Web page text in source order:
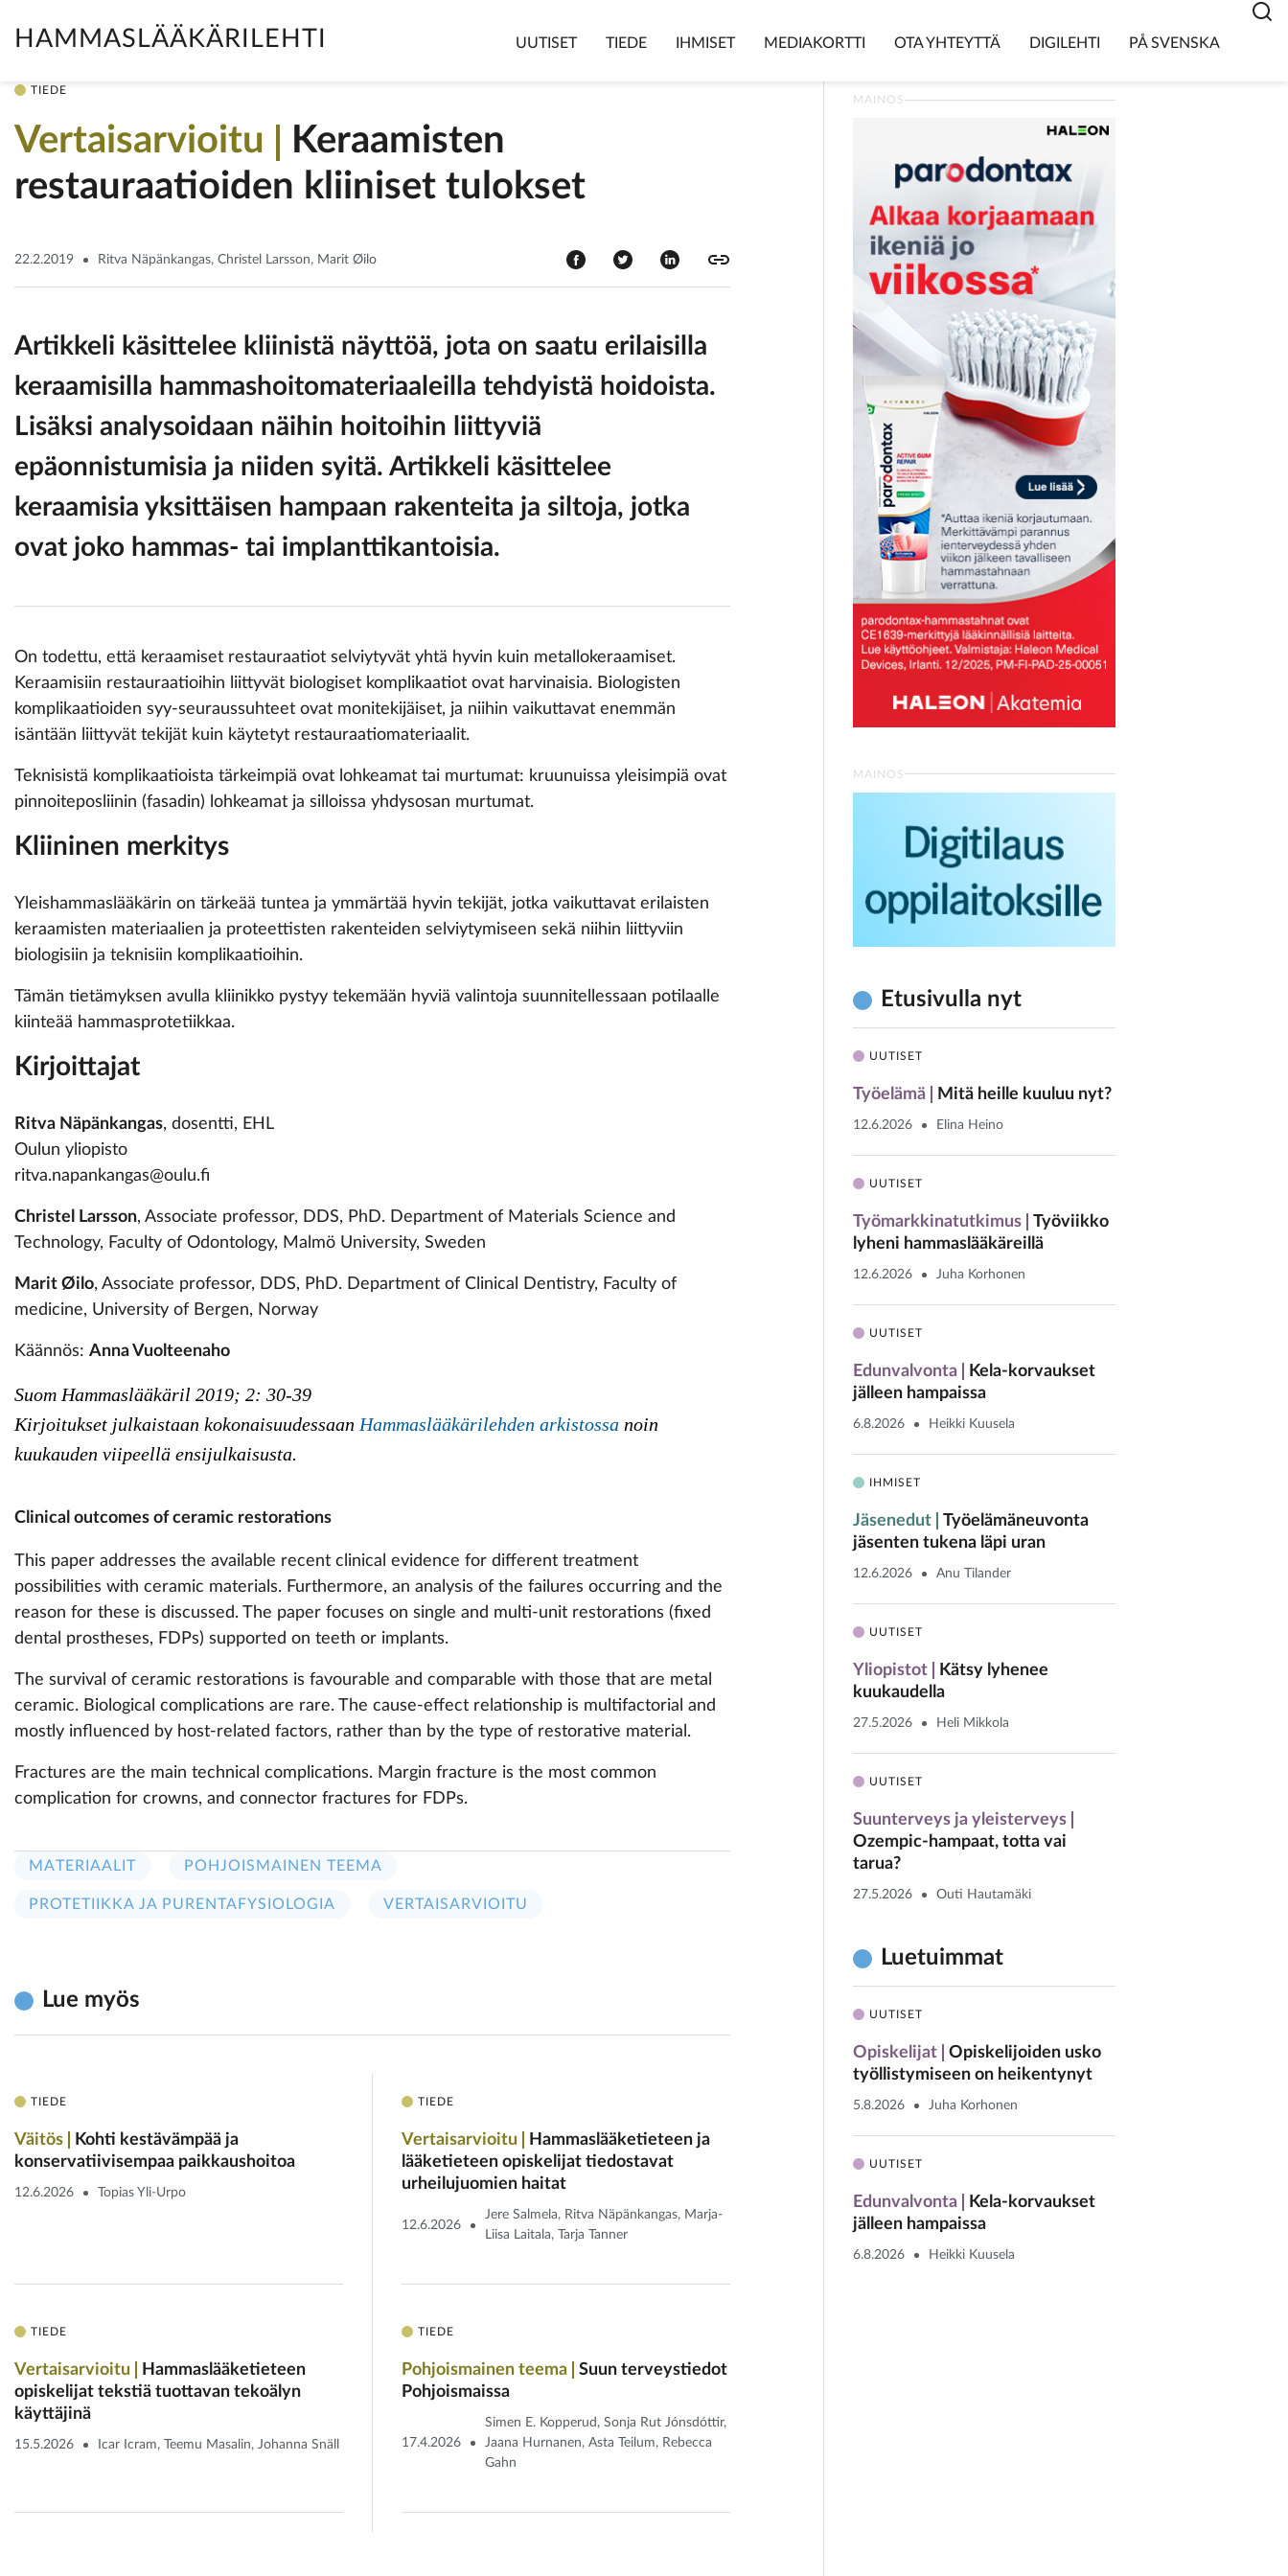
HAMMASLÄÄKÄRILEHTI UUTISET TIEDE IHMISET MEDIAKORTTI OTA YHTEYTTÄ DIGILEHTI PÅ SVENSKA
TIEDE
Vertaisarvioitu
Keraamisten
restauraatioiden kliiniset tulokset
22.2.2019 Ritva Näpänkangas, Christel Larsson, Marit Øilo
Artikkeli käsittelee kliinistä näyttöä, jota on saatu erilaisilla
keraamisilla hammashoitomateriaaleilla tehdyistä hoidoista.
Lisäksi analysoidaan näihin hoitoihin liittyviä
epäonnistumisia ja niiden syitä. Artikkeli käsittelee
keraamisia yksittäisen hampaan rakenteita ja siltoja, jotka
ovat joko hammas- tai implanttikantoisia.
On todettu, että keraamiset restauraatiot selviytyvät yhtä hyvin kuin metallokeraamiset.
Keraamisiin restauraatioihin liittyvät biologiset komplikaatiot ovat harvinaisia. Biologisten
komplikaatioiden syy-seuraussuhteet ovat monitekijäiset, ja niihin vaikuttavat enemmän
isäntään liittyvät tekijät kuin käytetyt restauraatiomateriaalit.
Teknisistä komplikaatioista tärkeimpiä ovat lohkeamat tai murtumat: kruunuissa yleisimpiä ovat
pinnoiteposliinin (fasadin) lohkeamat ja silloissa yhdysosan murtumat.
Kliininen merkitys
Yleishammaslääkärin on tärkeää tuntea ja ymmärtää hyvin tekijät, jotka vaikuttavat erilaisten
keraamisten materiaalien ja proteettisten rakenteiden selviytymiseen sekä niihin liittyviin
biologisiin ja teknisiin komplikaatioihin.
Tämän tietämyksen avulla kliinikko pystyy tekemään hyviä valintoja suunnitellessaan potilaalle
kiinteää hammasprotetiikkaa.
Kirjoittajat
Ritva Näpänkangas, dosentti, EHL
Oulun yliopisto
ritva.napankangas@oulu.fi
Christel Larsson, Associate professor, DDS, PhD. Department of Materials Science and
Technology, Faculty of Odontology, Malmö University, Sweden
Marit Øilo, Associate professor, DDS, PhD. Department of Clinical Dentistry, Faculty of
medicine, University of Bergen, Norway
Käännös: Anna Vuolteenaho
Suom Hammaslääkäril 2019; 2: 30-39
Kirjoitukset julkaistaan kokonaisuudessaan Hammaslääkärilehden arkistossa noin
kuukauden viipeellä ensijulkaisusta.
Clinical outcomes of ceramic restorations
This paper addresses the available recent clinical evidence for different treatment
possibilities with ceramic materials. Furthermore, an analysis of the failures occurring and the
reason for these is discussed. The paper focuses on single and multi-unit restorations (fixed
dental prostheses, FDPs) supported on teeth or implants.
The survival of ceramic restorations is favourable and comparable with those that are metal
ceramic. Biological complications are rare. The cause-effect relationship is multifactorial and
mostly influenced by host-related factors, rather than by the type of restorative material.
Fractures are the main technical complications. Margin fracture is the most common
complication for crowns, and connector fractures for FDPs.
MATERIAALIT POHJOISMAINEN TEEMA
PROTETIIKKA JA PURENTAFYSIOLOGIA VERTAISARVIOITU
Lue myös
TIEDE
Väitös
Kohti kestävämpää ja
konservatiivisempaa paikkaushoitoa
12.6.2026 Topias Yli-Urpo
TIEDE
Vertaisarvioitu
Hammaslääketieteen ja
lääketieteen opiskelijat tiedostavat
urheilu­juomien haitat
12.6.2026
Jere Salmela, Ritva Näpänkangas, Marja-
Liisa Laitala, Tarja Tanner
TIEDE
Vertaisarvioitu
Hammaslääketieteen
opiskelijat tekstiä tuottavan tekoälyn
käyttäjinä
15.5.2026 Icar Icram, Teemu Masalin, Johanna Snäll
TIEDE
Pohjoismainen teema
Suun terveystiedot
Pohjoismaissa
17.4.2026
Simen E. Kopperud, Sonja Rut Jónsdóttir,
Jaana Hurnanen, Asta Teilum, Rebecca
Gahn
MAINOS
MAINOS
Etusivulla nyt
UUTISET
Työelämä Mitä heille kuuluu nyt?
12.6.2026 Elina Heino
UUTISET
Työmarkkinatutkimus
Työviikko
lyheni hammaslääkäreillä
12.6.2026 Juha Korhonen
UUTISET
Edunvalvonta
Kela-korvaukset
jälleen hampaissa
6.8.2026 Heikki Kuusela
IHMISET
Jäsenedut
Työelämäneuvonta
jäsenten tukena läpi uran
12.6.2026 Anu Tilander
UUTISET
Yliopistot
Kätsy lyhenee
kuukaudella
27.5.2026 Heli Mikkola
UUTISET
Suunterveys ja yleisterveys
Ozempic-hampaat, totta vai
tarua?
27.5.2026 Outi Hautamäki
Luetuimmat
UUTISET
Opiskelijat
Opiskelijoiden usko
työllistymiseen on heikentynyt
5.8.2026 Juha Korhonen
UUTISET
Edunvalvonta
Kela-korvaukset
jälleen hampaissa
6.8.2026 Heikki Kuusela